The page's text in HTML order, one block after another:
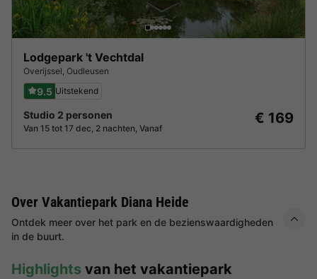
Lodgepark 't Vechtdal
Overijssel, Oudleusen
9.5 Uitstekend
Studio 2 personen
Van 15 tot 17 dec, 2 nachten, Vanaf
€ 169
Over Vakantiepark Diana Heide
Ontdek meer over het park en de bezienswaardigheden
in de buurt.
Highlights van het vakantiepark